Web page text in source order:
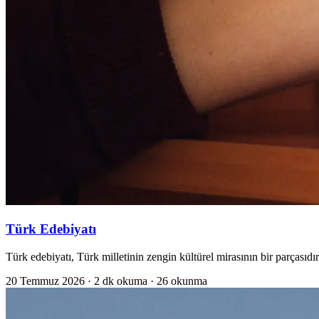
Türk Edebiyatı
Türk edebiyatı, Türk milletinin zengin kültürel mirasının bir
20 Temmuz 2026 · 2 dk okuma · 26 okunma